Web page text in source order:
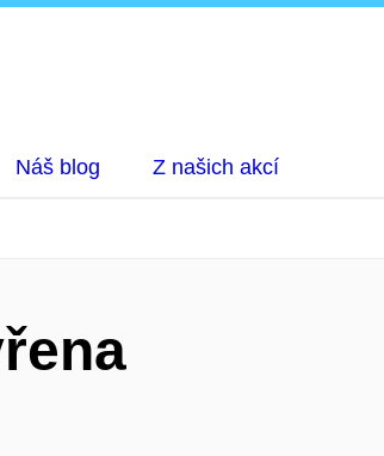
Náš blog Z našich akcí